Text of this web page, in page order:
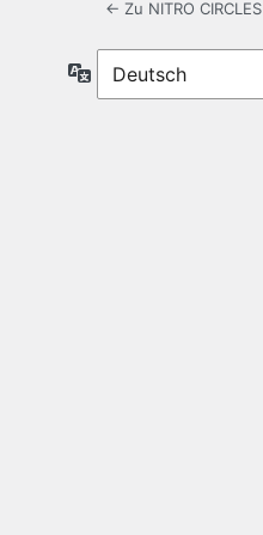
← Zu NITRO CIRCLES
Sprache